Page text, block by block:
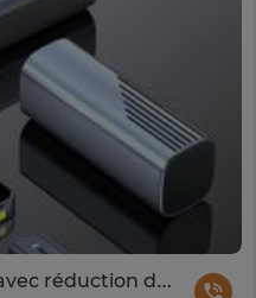
Micro cravate sans fil K26 avec réduction de bruit IA